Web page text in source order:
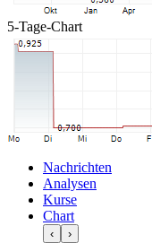
5-Tage-Chart
Nachrichten
Analysen
Kurse
Chart
‹ ›